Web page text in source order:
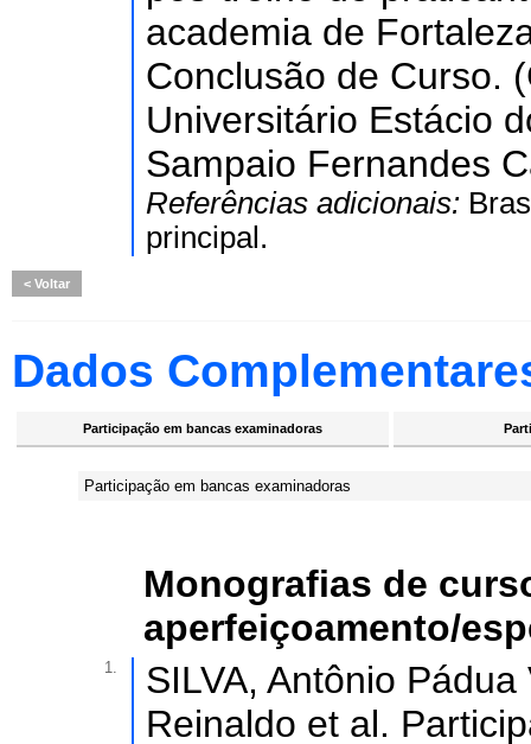
academia de
Conclusão de Curso.
Universitário Estácio
Sampaio Fernandes
Referências adicionais:
principal.
Voltar
Dados
Participação em bancas examinadoras
Participação em bancas examinadoras
Monografias de
aperfeiçoamento/
1.
SILVA, Antônio
Reinaldo et al.